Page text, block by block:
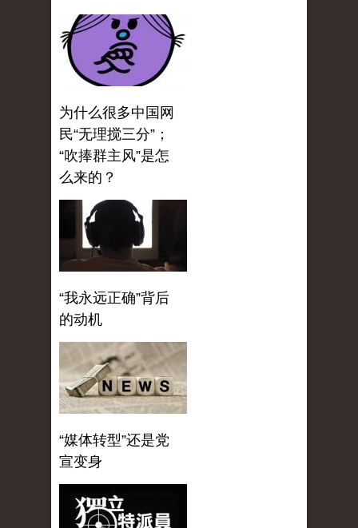
为什么很多中国网
民“无理搅三分”；
“吹捧群主风”是怎
么来的？
“我永远正确”背后
的动机
“媒体转型”还是党
宣变身